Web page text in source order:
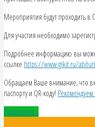
Мероприятия будут проходить
Для участия необходимо
Подробнее информацию вы
ссылке https://www.gikit.ru/
Обращаем Ваше внимание, что
паспорту и QR-коду! Рекомендуем
Подробнее...